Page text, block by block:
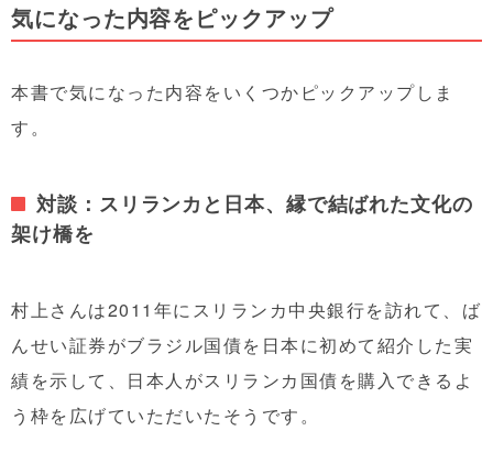
気になった内容をピックアップ
本書で気になった内容をいくつかピックアップしま
す。
対談：スリランカと日本、縁で結ばれた文化の
架け橋を
村上さんは2011年にスリランカ中央銀行を訪れて、ば
んせい証券がブラジル国債を日本に初めて紹介した実
績を示して、日本人がスリランカ国債を購入できるよ
う枠を広げていただいたそうです。